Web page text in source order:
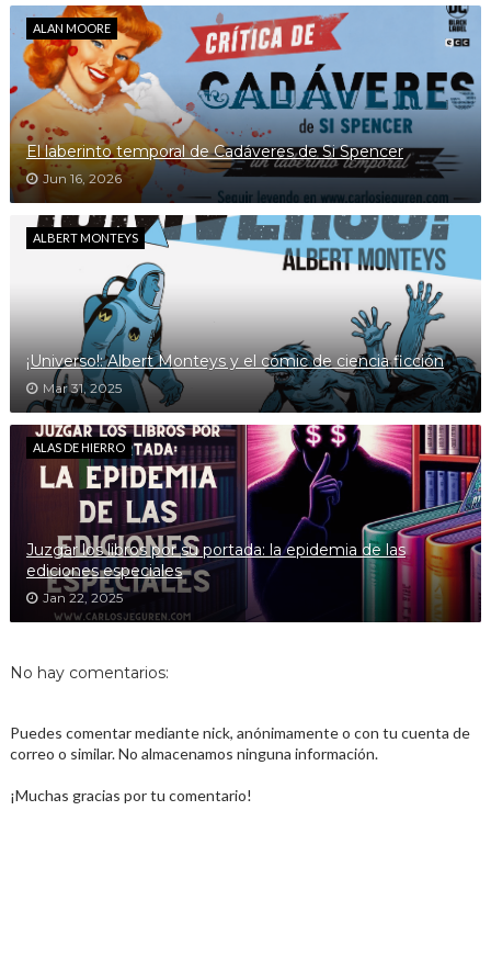
ALAN MOORE
El laberinto temporal de Cadáveres de Si Spencer
Jun 16, 2026
ALBERT MONTEYS
¡Universo!: Albert Monteys y el cómic de ciencia ficción
Mar 31, 2025
ALAS DE HIERRO
Juzgar los libros por su portada: la epidemia de las
ediciones especiales
Jan 22, 2025
No hay comentarios:
Puedes comentar mediante nick, anónimamente o con tu cuenta de
correo o similar. No almacenamos ninguna información.
¡Muchas gracias por tu comentario!